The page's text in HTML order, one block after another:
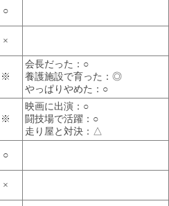
○
×
※
会長だった：○
養護施設で育った：◎
やっぱりやめた：○
※
映画に出演：○
闘技場で活躍：○
走り屋と対決：△
○
×